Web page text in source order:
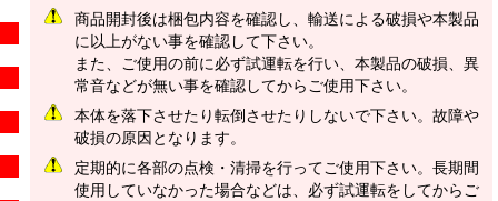
商品開封後は梱包内容を確認し、輸送による破損や本製品
に以上がない事を確認して下さい。
また、ご使用の前に必ず試運転を行い、本製品の破損、異
常音などが無い事を確認してからご使用下さい。
本体を落下させたり転倒させたりしないで下さい。故障や
破損の原因となります。
定期的に各部の点検・清掃を行ってご使用下さい。長期間
使用していなかった場合などは、必ず試運転をしてからご